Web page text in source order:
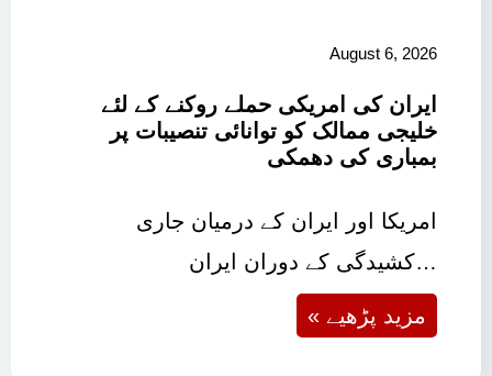
August 6, 2026
ایران کی امریکی حملے روکنے کے لئے
خلیجی ممالک کو توانائی تنصیبات پر
بمباری کی دھمکی
امریکا اور ایران کے درمیان جاری
کشیدگی کے دوران ایران…
« مزید پڑھیے